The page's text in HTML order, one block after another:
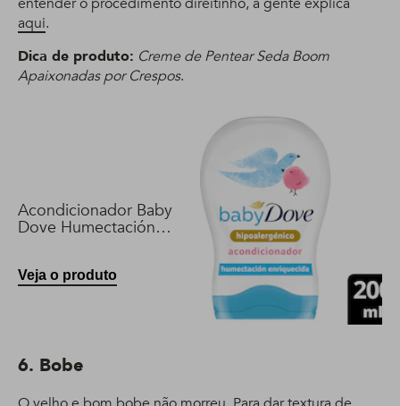
aqui.
Dica de produto: Creme de Pentear Seda Boom
Apaixonadas por Crespos.
Acondicionador Baby
Dove Humectación
Veja o produto
6. Bobe